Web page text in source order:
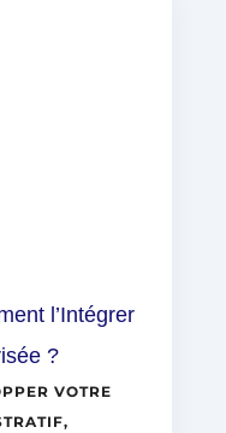
l’Intégrer
?
VOTRE
,